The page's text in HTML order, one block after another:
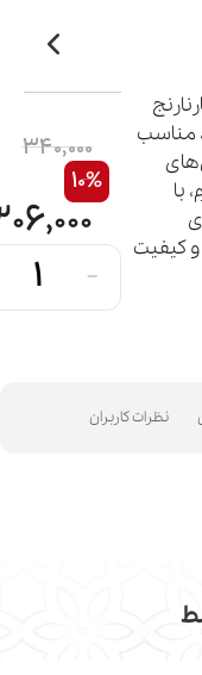
مناسب
با
و کیفیت
10%
340,000
-
نظرات کاربران